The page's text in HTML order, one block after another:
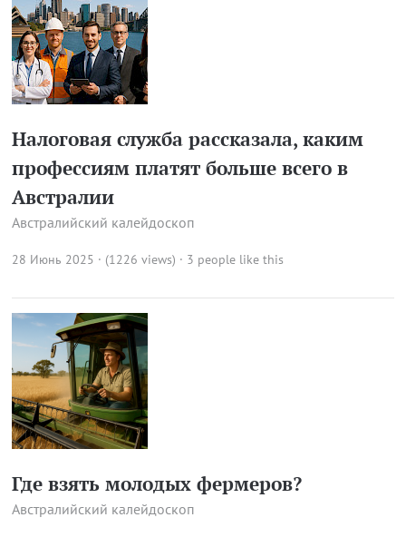
Налоговая служба рассказала, каким
профессиям платят больше всего в
Австралии
Австралийский калейдоскоп
28 Июнь 2025 · (1226 views) · 3 people like this
Где взять молодых фермеров?
Австралийский калейдоскоп